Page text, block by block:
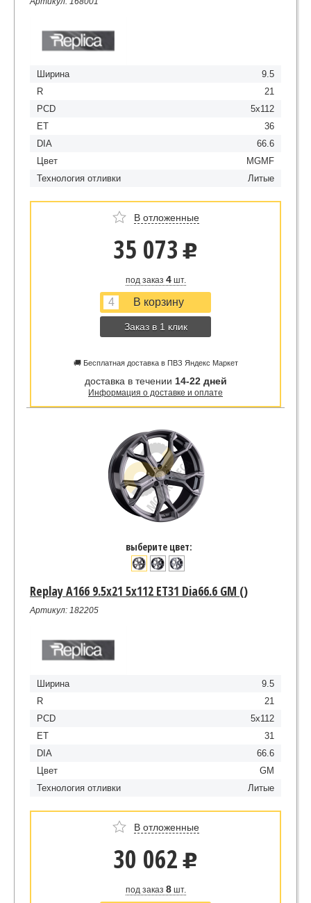
Ширина
9.5
R
21
PCD
5x112
ET
36
DIA
66.6
Цвет
MGMF
Технология отливки
Литые
В отложенные
35 073 u
под заказ 4шт.
Заказ в 1 клик
🚚 Бесплатная доставка в ПВЗ Яндекс Маркет
доставка в течении 14-22 дней
Информация о доставке и оплате
выберите цвет:
Replay A166 9.5x21 5x112 ET31 Dia66.6 GM ()
Артикул: 182205
Ширина
9.5
R
21
PCD
5x112
ET
31
DIA
66.6
Цвет
GM
Технология отливки
Литые
В отложенные
30 062 u
под заказ 8шт.